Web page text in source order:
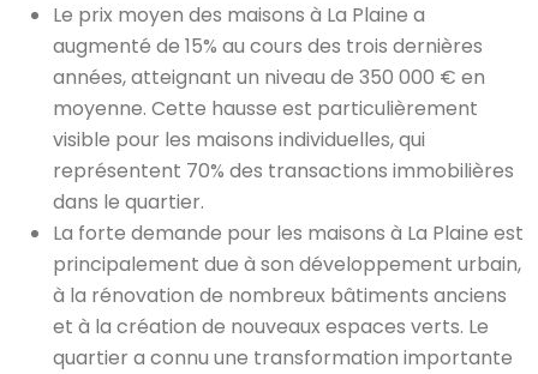
Le prix moyen des maisons à La Plaine a
augmenté de 15% au cours des trois dernières
années, atteignant un niveau de 350 000 € en
moyenne. Cette hausse est particulièrement
visible pour les maisons individuelles, qui
représentent 70% des transactions immobilières
dans le quartier.
La forte demande pour les maisons à La Plaine est
principalement due à son développement urbain,
à la rénovation de nombreux bâtiments anciens
et à la création de nouveaux espaces verts. Le
quartier a connu une transformation importante